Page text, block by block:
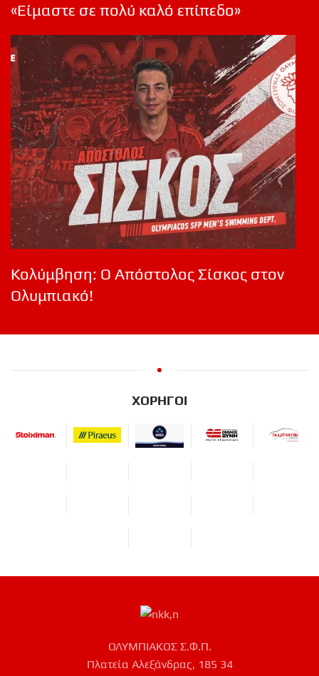
«Είμαστε σε πολύ καλό επίπεδο»
Κολύμβηση: Ο Απόστολος Σίσκος στον
Ολυμπιακό!
ΧΟΡΗΓΟΙ
ΟΛΥΜΠΙΑΚΟΣ Σ.Φ.Π.
Πλατεία Αλεξάνδρας, 185 34